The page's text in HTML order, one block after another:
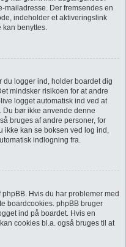
mailadresse. Der fremsendes en
indeholder et aktiveringslink
kan benyttes.
du logger ind, holder boardet dig
mindsker risikoen for at andre
logget automatisk ind ved at
Du bør ikke anvende denne
bruges af andre personer, for
ikke kan se boksen ved log ind,
indlogning fra.
Hvis du har problemer med
boardcookies. phpBB bruger
ind på boardet. Hvis en
cookies bl.a. også bruges til at